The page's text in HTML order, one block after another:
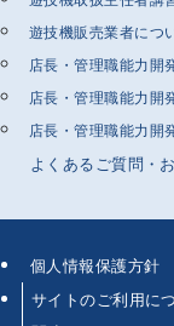
遊技機販売業者につ
店長・管理職能力開
店長・管理職能力開
店長・管理職能力
よくあるご質問・
個人情報保護方針
サイトのご利用に